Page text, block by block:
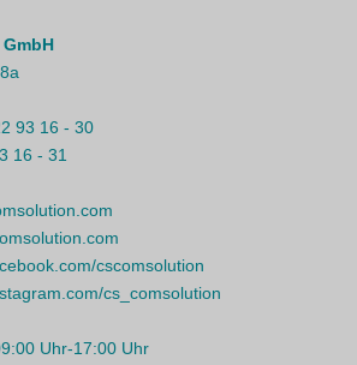
93 16 - 30
16 - 31
cscomsolution
cs_comsolution
Uhr-17:00 Uhr